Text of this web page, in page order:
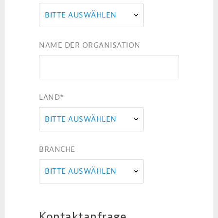
BITTE AUSWÄHLEN
NAME DER ORGANISATION
LAND*
BITTE AUSWÄHLEN
BRANCHE
BITTE AUSWÄHLEN